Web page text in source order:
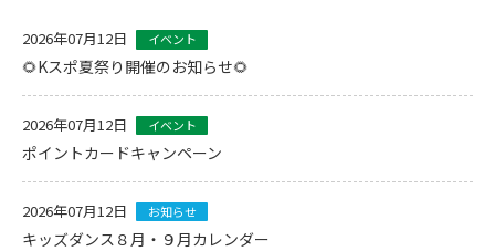
2026年07月12日 イベント
🌻Kスポ夏祭り開催のお知らせ🌻
2026年07月12日 イベント
ポイントカードキャンペーン
2026年07月12日 お知らせ
キッズダンス８月・９月カレンダー